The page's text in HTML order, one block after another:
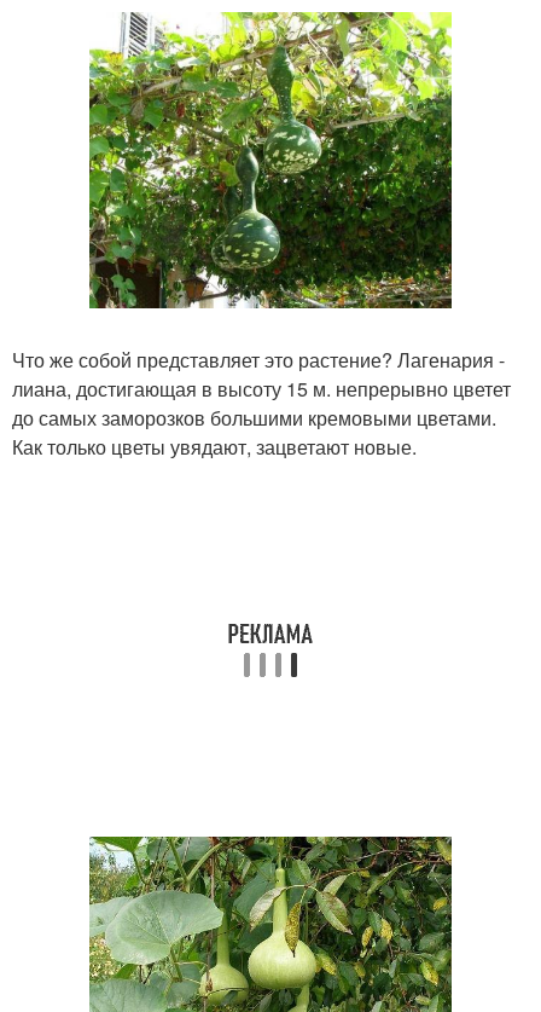
Что же собой представляет это растение? Лагенария -
лиана, достигающая в высоту 15 м. непрерывно цветет
до самых заморозков большими кремовыми цветами.
Как только цветы увядают, зацветают новые.